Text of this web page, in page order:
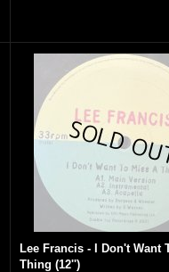
Lee Francis - I Don't Want
Thing (12'')